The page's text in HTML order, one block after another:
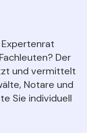
Der
und vermittelt
Notare und
Sie individuell